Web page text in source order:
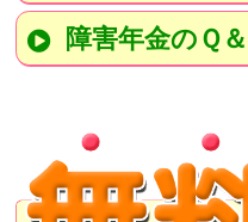
障害年金のＱ